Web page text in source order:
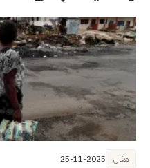
مقال 25-11-2025